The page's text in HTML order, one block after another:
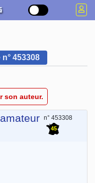
453308
son auteur.
n° 453308
45